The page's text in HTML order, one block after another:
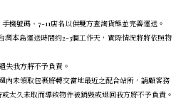
機號碼、7-11店名以供雙方查詢貨態並完善運送。
灣本島運送時間約2-3個工作天，實際情況將將依照物
失我方將不予負責。
內未領取包裹將轉交當地最近之配合站所，請顧客務
太久未取而導致物件被銷毀或退回我方將不予負責。